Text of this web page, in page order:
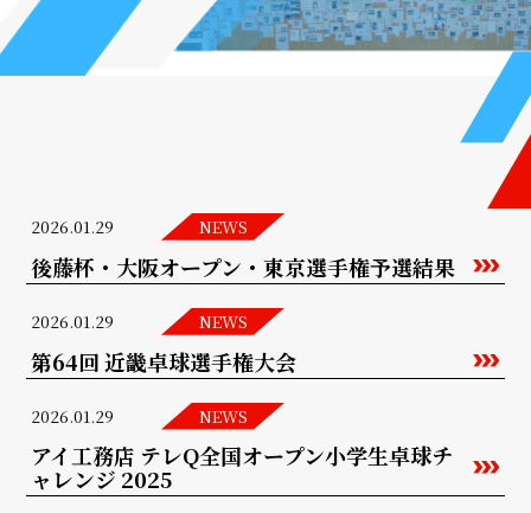
2026.01.29 NEWS
後藤杯・大阪オープン・東京選手権予選結果
2026.01.29 NEWS
第64回 近畿卓球選手権大会
2026.01.29 NEWS
アイ工務店 テレQ全国オープン小学生卓球チ
ャレンジ 2025